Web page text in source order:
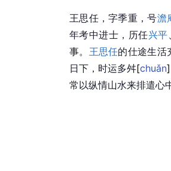
王思任，字季重，号澹
年考中进士，历任兴平
事。 王思任的仕途生活
日下，时运多舛[chuǎn]
常以纵情山水来排遣心